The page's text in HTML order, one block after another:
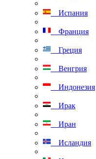
Испания
Франция
Греция
Венгрия
Индонезия
Ирак
Иран
Исландия